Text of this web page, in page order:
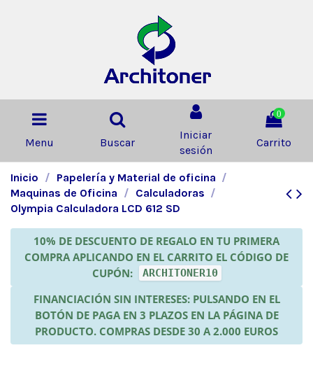
Menu Buscar
Iniciar
sesión
0
Carrito
Inicio
Papelería y Material de oficina
Maquinas de Oficina
Calculadoras
Olympia Calculadora LCD 612 SD
10% DE DESCUENTO DE REGALO EN TU PRIMERA
COMPRA APLICANDO EN EL CARRITO EL CÓDIGO DE
CUPÓN:
ARCHITONER10
FINANCIACIÓN SIN INTERESES: PULSANDO EN EL
BOTÓN DE PAGA EN 3 PLAZOS EN LA PÁGINA DE
PRODUCTO. COMPRAS DESDE 30 A 2.000 EUROS